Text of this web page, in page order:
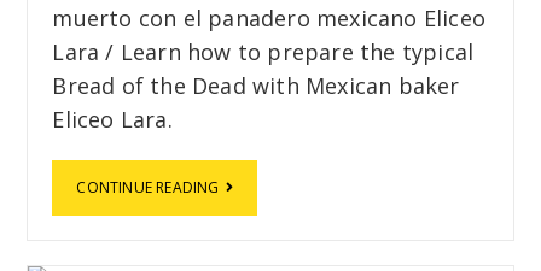
muerto con el panadero mexicano Eliceo
Lara / Learn how to prepare the typical
Bread of the Dead with Mexican baker
Eliceo Lara.
CONTINUE READING